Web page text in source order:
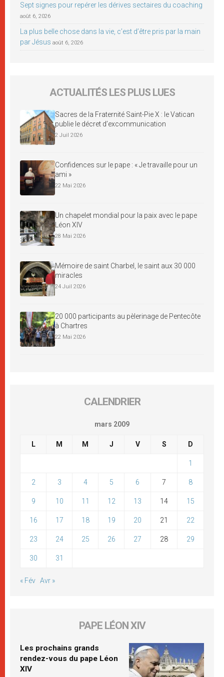
Sept signes pour repérer les dérives sectaires du coaching
août 6, 2026
La plus belle chose dans la vie, c’est d’être pris par la main
par Jésus août 6, 2026
ACTUALITÉS LES PLUS LUES
Sacres de la Fraternité Saint-Pie X : le Vatican
publie le décret d’excommunication
2 Juil 2026
Confidences sur le pape : « Je travaille pour un
ami »
22 Mai 2026
Un chapelet mondial pour la paix avec le pape
Léon XIV
28 Mai 2026
Mémoire de saint Charbel, le saint aux 30 000
miracles
24 Juil 2026
20 000 participants au pèlerinage de Pentecôte
à Chartres
22 Mai 2026
CALENDRIER
mars 2009
L M M J V S D
1
2 3 4 5 6 7 8
9 10 11 12 13 14 15
16 17 18 19 20 21 22
23 24 25 26 27 28 29
30 31
« Fév Avr »
PAPE LÉON XIV
Les prochains grands
rendez-vous du pape Léon
XIV